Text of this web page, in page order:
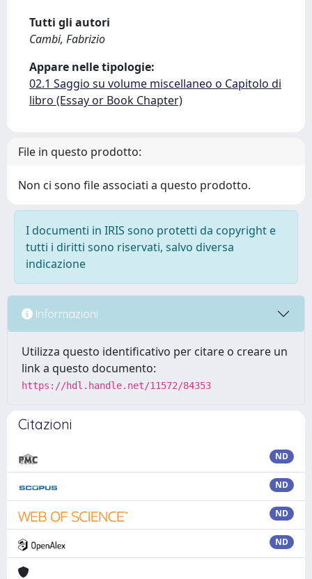
Tutti gli autori
Cambi, Fabrizio
Appare nelle tipologie:
02.1 Saggio su volume miscellaneo o Capitolo di
libro (Essay or Book Chapter)
File in questo prodotto:
Non ci sono file associati a questo prodotto.
I documenti in IRIS sono protetti da copyright e
tutti i diritti sono riservati, salvo diversa
indicazione
Informazioni
Utilizza questo identificativo per citare o creare un
link a questo documento:
https://hdl.handle.net/11572/84353
Citazioni
ND
ND
ND
ND